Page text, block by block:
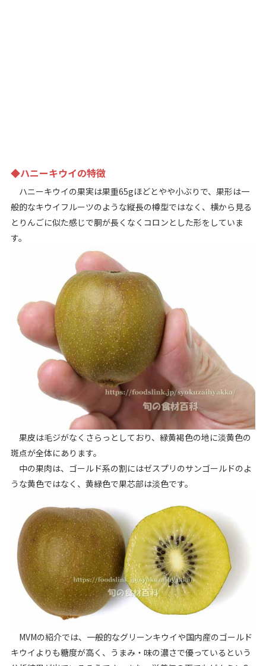
◆ハニーキウイの特徴
ハニーキウイの果実は果重65gほどとやや小ぶりで、果形は一
般的なキウイフルーツのような縦長の樽型ではなく、横から見る
とりんごに似た感じで胴が長くなくコロンとした形をしていま
す。
果皮は毛ジがなくさらっとしており、緑黄褐色の地に淡黄色の
斑点が全体にあります。
中の果肉は、ゴールド系の割にはゼスプリのサンゴールドのよ
うな黄色ではなく、黄緑色で果芯部は淡色です。
MVMの紹介では、一般的なグリーンキウイや国内産のゴールド
キウイよりも糖度が高く、うまみ・味の濃さで優っているという